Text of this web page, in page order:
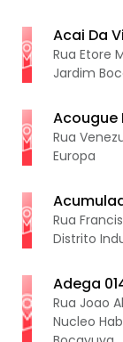
Acai Da
Rua Etore
Jardim
Acougue
Rua
Europa
Rua
Distrito
Adega
Rua Joao
Nucleo